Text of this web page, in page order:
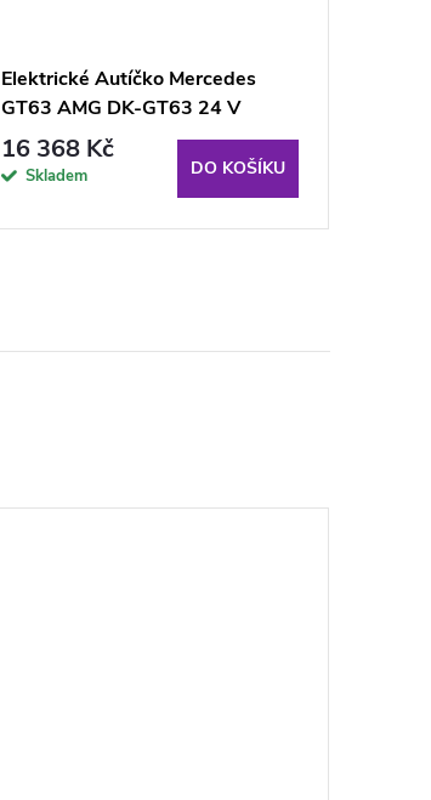
Elektrické Autíčko Mercedes
GT63 AMG DK-GT63 24 V
Matné Zelené
16 368 Kč
Skladem DO KOŠÍKU